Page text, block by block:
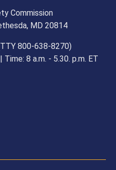
Commission
MD 20814
800-638-8270)
8 a.m. - 5.30. p.m. ET